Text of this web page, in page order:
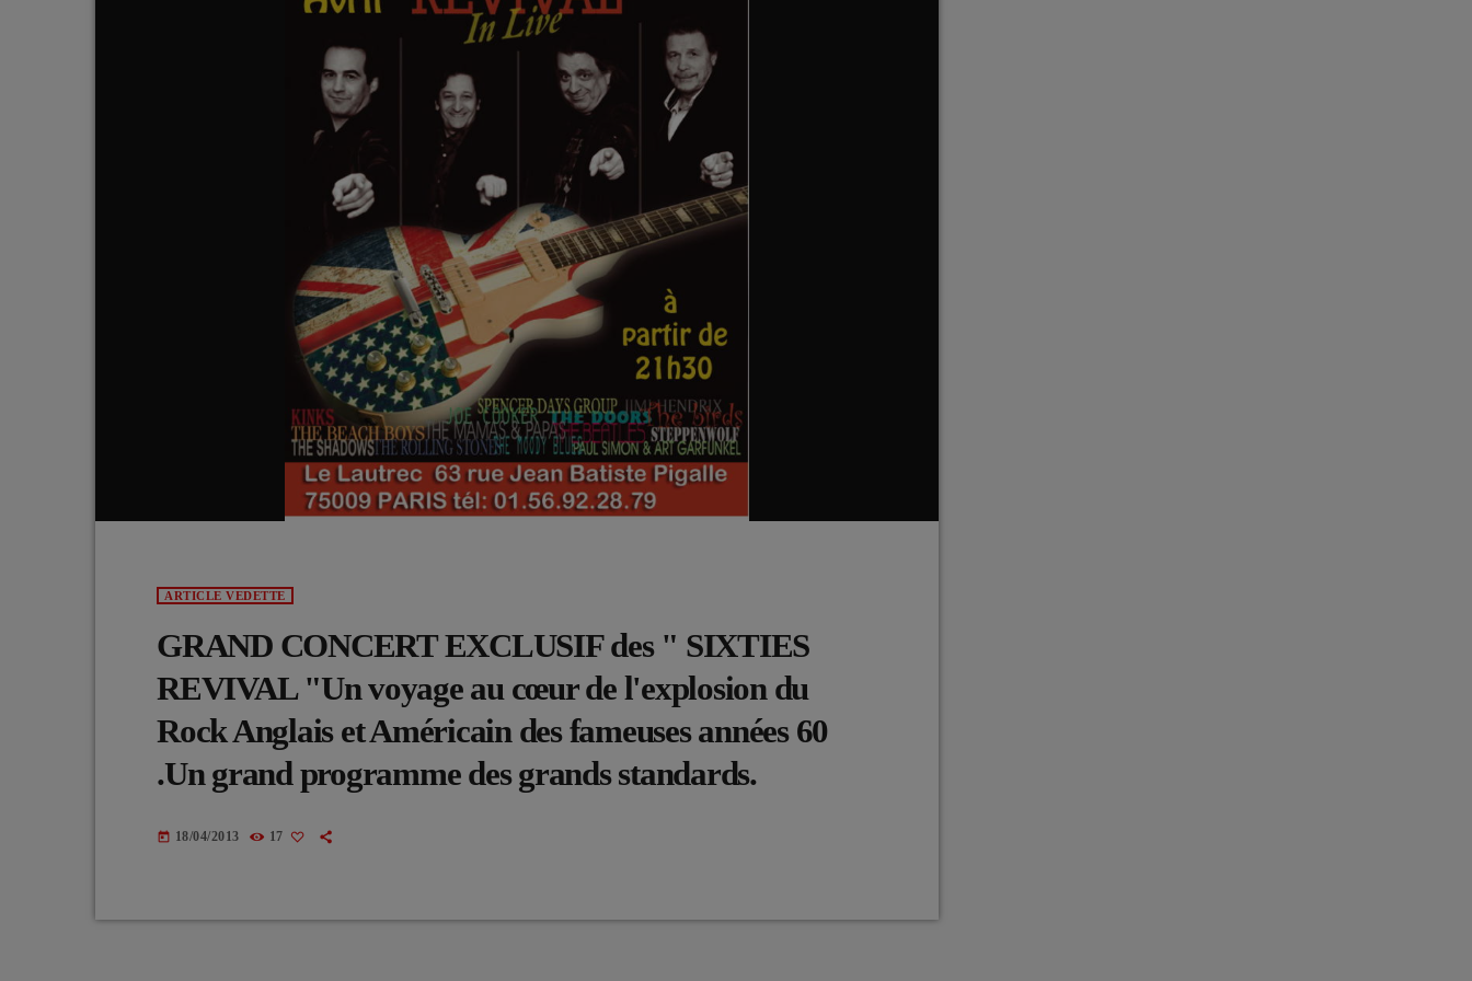
ARTICLE VEDETTE
GRAND CONCERT EXCLUSIF des " SIXTIES
REVIVAL "Un voyage au cœur de l'explosion du
Rock Anglais et Américain des fameuses années 60
.Un grand programme des grands standards.
today 18/04/2013 17